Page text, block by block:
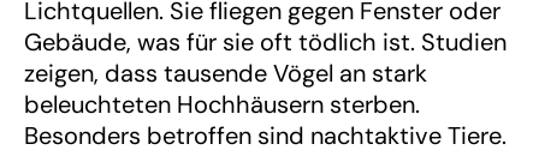
Lichtquellen. Sie fliegen gegen Fenster oder
Gebäude, was für sie oft tödlich ist. Studien
zeigen, dass tausende Vögel an stark
beleuchteten Hochhäusern sterben.
Besonders betroffen sind nachtaktive Tiere.